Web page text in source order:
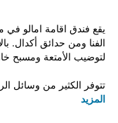
يقع فندق اقامة امالو
الفنا ومن حدائق أكدال.
لتوضيب الأمتعة ومسبح
تتوفر الكثير من وسائل
المزيد